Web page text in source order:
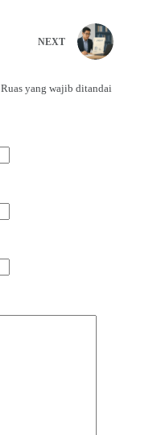
NEXT
Ruas yang wajib ditandai